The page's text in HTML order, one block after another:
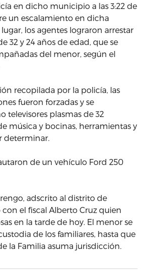
en dicho municipio a las 3:22 de
un escalamiento en dicha
lugar, los agentes lograron arrestar
32 y 24 años de edad, que se
del menor, según el
recopilada por la policía, las
fueron forzadas y se
televisores plasmas de 32
música y bocinas, herramientas y
determinar.
de un vehículo Ford 250
adscrito al distrito de
con el fiscal Alberto Cruz quien
en la tarde de hoy. El menor se
de los familiares, hasta que
la Familia asuma jurisdicción.